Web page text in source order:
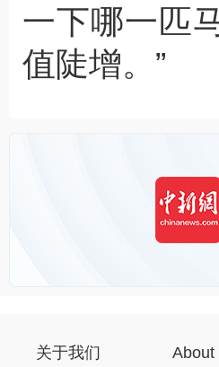
一下哪一匹
值陡增。”
关于我们 About